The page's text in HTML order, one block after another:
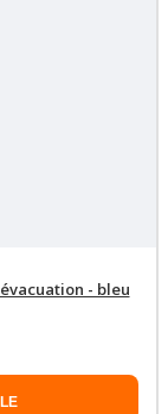
- bleu